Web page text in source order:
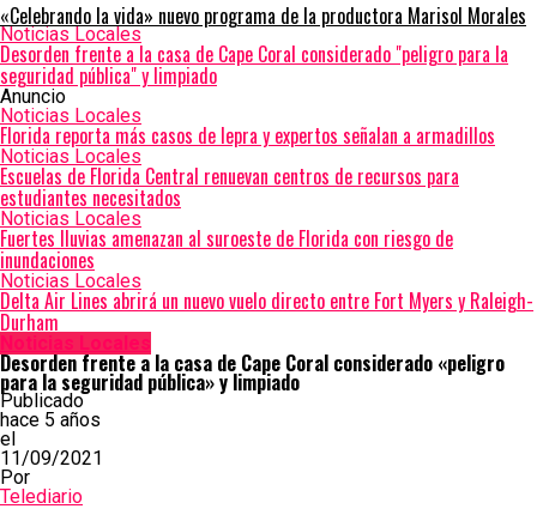
«Celebrando la vida» nuevo programa de la productora Marisol Morales
Noticias Locales
Desorden frente a la casa de Cape Coral considerado "peligro para la
seguridad pública" y limpiado
Anuncio
Noticias Locales
Florida reporta más casos de lepra y expertos señalan a armadillos
Noticias Locales
Escuelas de Florida Central renuevan centros de recursos para
estudiantes necesitados
Noticias Locales
Fuertes lluvias amenazan al suroeste de Florida con riesgo de
inundaciones
Noticias Locales
Delta Air Lines abrirá un nuevo vuelo directo entre Fort Myers y Raleigh-
Durham
Noticias Locales
Desorden frente a la casa de Cape Coral considerado «peligro
para la seguridad pública» y limpiado
Publicado
hace 5 años
el
11/09/2021
Por
Telediario